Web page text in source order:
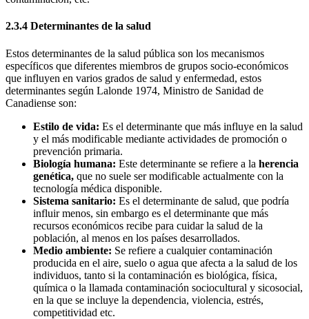
2.3.4 Determinantes de la salud
Estos determinantes de la salud pública son los mecanismos
específicos que diferentes miembros de grupos socio-económicos
que influyen en varios grados de salud y enfermedad, estos
determinantes según Lalonde 1974, Ministro de Sanidad de
Canadiense son:
Estilo de vida: Es el determinante que más influye en la salud
y el más modificable mediante actividades de promoción o
prevención primaria.
Biología humana: Este determinante se refiere a la herencia
genética, que no suele ser modificable actualmente con la
tecnología médica disponible.
Sistema sanitario: Es el determinante de salud, que podría
influir menos, sin embargo es el determinante que más
recursos económicos recibe para cuidar la salud de la
población, al menos en los países desarrollados.
Medio ambiente: Se refiere a cualquier contaminación
producida en el aire, suelo o agua que afecta a la salud de los
individuos, tanto si la contaminación es biológica, física,
química o la llamada contaminación sociocultural y sicosocial,
en la que se incluye la dependencia, violencia, estrés,
competitividad etc.